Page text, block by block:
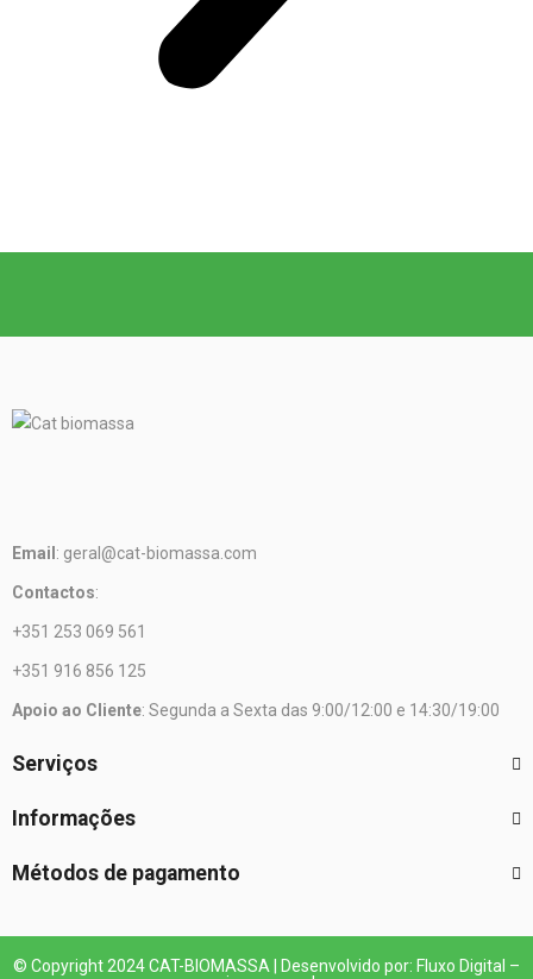
Email : geral@cat-biomassa.com
Contactos:
+351 253 069 561
+351 916 856 125
Apoio ao Cliente: Segunda a Sexta das 9:00/12:00 e 14:30/19:00
Serviços
Informações
Métodos de pagamento
© Copyright 2024 CAT-BIOMASSA | Desenvolvido por: Fluxo Digital –